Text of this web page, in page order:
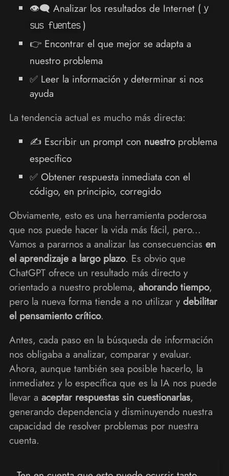
👁‍🗨 Analizar los resultados de Internet ( y
sus fuentes )
👉 Encontrar el que mejor se adapta a
nuestro problema
✅ Leer la información y determinar si nos
ayuda
La tendencia actual es mucho más directa:
✍ Escribir un prompt con nuestroproblema
específico
✅ Obtener respuesta inmediata con el
código, en principio, corregido
Obviamente, esto es una herramienta poderosa
que nos puede hacer la vida más fácil, pero...
Vamos a pararnos a analizar las consecuencias en
el aprendizaje a largo plazo. Es obvio que
ChatGPT ofrece un resultado más directo y
orientado a nuestro problema, ahorando tiempo,
pero la nueva forma tiende a no utilizar ydebilitar
el pensamiento crítico.
Antes, cada paso en la búsqueda de información
nos obligaba a analizar, comparar y evaluar.
Ahora, aunque también sea posible hacerlo, la
inmediatez y lo específica que es la IA nos puede
llevar a aceptar respuestas sin cuestionarlas,
generando dependencia y disminuyendo nuestra
capacidad de resolver problemas por nuestra
cuenta.